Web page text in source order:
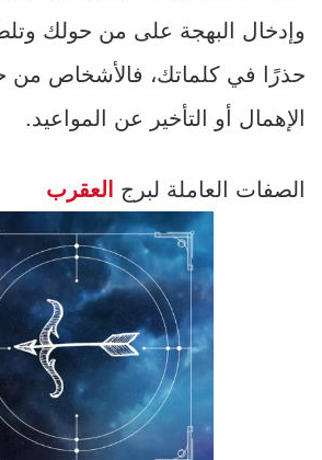
وإدخال البهجة على من حولك
حذرًا في كلماتك، فالأشخاص من
الإهمال أو التأخير عن المواعيد.
الصفات العاملة لبرج العقرب